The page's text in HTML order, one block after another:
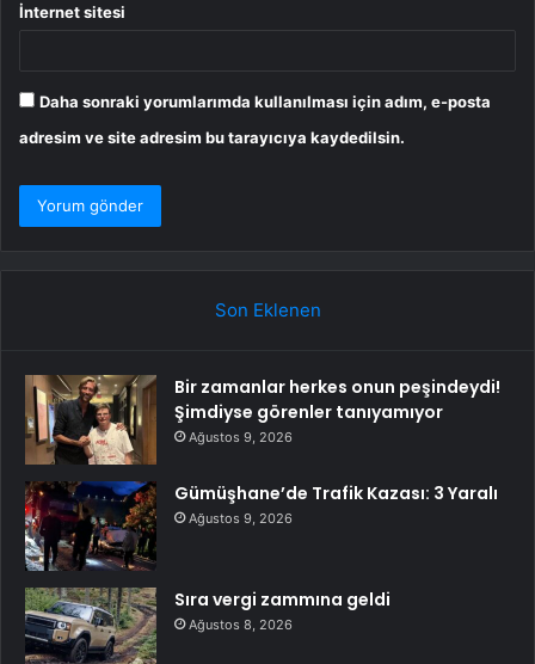
İnternet sitesi
Daha sonraki yorumlarımda kullanılması için adım, e-posta
adresim ve site adresim bu tarayıcıya kaydedilsin.
Son Eklenen
Bir zamanlar herkes onun peşindeydi!
Şimdiyse görenler tanıyamıyor
Ağustos 9, 2026
Gümüşhane’de Trafik Kazası: 3 Yaralı
Ağustos 9, 2026
Sıra vergi zammına geldi
Ağustos 8, 2026